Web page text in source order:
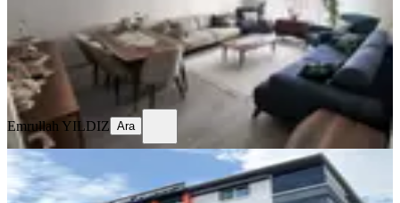
6.700.000 ₺6.900.000 ₺
Emrullah YILDIZ
Ara
Emrullah YILDIZ Ara
SİTE İÇİ
Sahibinden 29 Ekim Mah. Full+full
Artı Dair